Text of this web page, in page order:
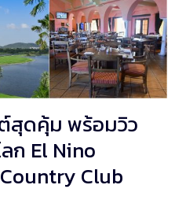
สุดคุ้ม พร้อมวิว
ก El Nino
Club